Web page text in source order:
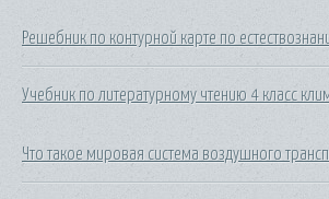
Решебник по контурной карте по
Учебник по литературному чтению 4 класс
Что такое мировая система воздушного